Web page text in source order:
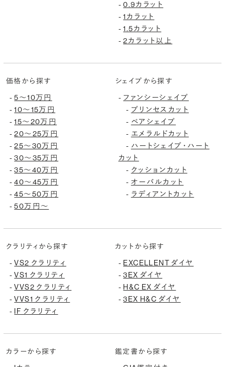
-0.9カラット
-1カラット
-1.5カラット
-2カラット以上
価格から探す
-5〜10万円
-10〜15万円
-15〜20万円
-20〜25万円
-25〜30万円
-30〜35万円
-35〜40万円
-40〜45万円
-45〜50万円
-50万円〜
シェイプから探す
- ファンシーシェイプ
- プリンセスカット
- ペアシェイプ
- エメラルドカット
- ハートシェイプ・ハート
カット
- クッションカット
- オーバルカット
- ラディアントカット
クラリティから探す
-VS2 クラリティ
-VS1 クラリティ
-VVS2 クラリティ
-VVS1 クラリティ
-
IF クラリティ
カットから探す
- EXCELLENT ダイヤ
-3EX ダイヤ
- H&C EX ダイヤ
-3EX H&C ダイヤ
カラーから探す 鑑定書から探す